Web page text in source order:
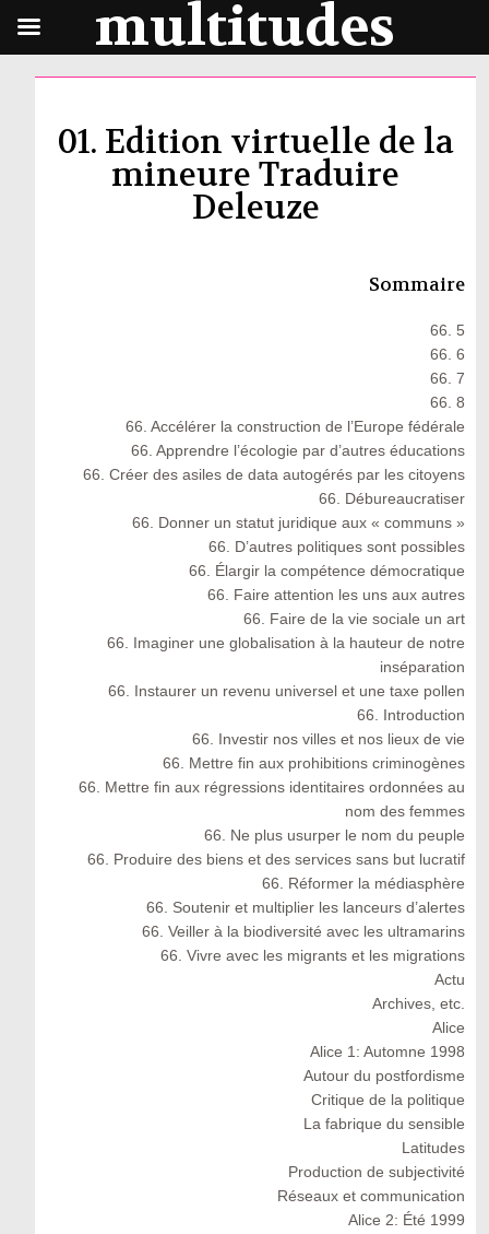
01. Edition virtuelle de la
mineure Traduire
Deleuze
Sommaire
66. 5
66. 6
66. 7
66. 8
66. Accélérer la construction de l’Europe fédérale
66. Apprendre l’écologie par d’autres éducations
66. Créer des asiles de data autogérés par les citoyens
66. Débureaucratiser
66. Donner un statut juridique aux « communs »
66. D’autres politiques sont possibles
66. Élargir la compétence démocratique
66. Faire attention les uns aux autres
66. Faire de la vie sociale un art
66. Imaginer une globalisation à la hauteur de notre
inséparation
66. Instaurer un revenu universel et une taxe pollen
66. Introduction
66. Investir nos villes et nos lieux de vie
66. Mettre fin aux prohibitions criminogènes
66. Mettre fin aux régressions identitaires ordonnées au
nom des femmes
66. Ne plus usurper le nom du peuple
66. Produire des biens et des services sans but lucratif
66. Réformer la médiasphère
66. Soutenir et multiplier les lanceurs d’alertes
66. Veiller à la biodiversité avec les ultramarins
66. Vivre avec les migrants et les migrations
Actu
Archives, etc.
Alice
Alice 1: Automne 1998
Autour du postfordisme
Critique de la politique
La fabrique du sensible
Latitudes
Production de subjectivité
Réseaux et communication
Alice 2: Été 1999
multitudes